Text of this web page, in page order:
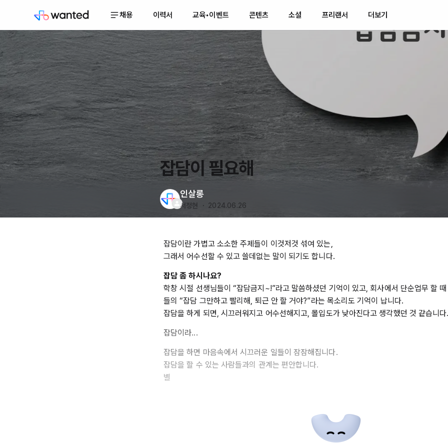
채용 이력서 교육•이벤트 콘텐츠 소셜 프리랜서 더보기
잡담이 필요해
인살롱
서정현 ・ 2024.06.26
잡담이란 가볍고 소소한 주제들이 이것저것 섞여 있는,
그래서 어수선할 수 있고 쓸데없는 말이 되기도 합니다.
잡담 좀 하시나요?
학창 시절 선생님들이 “잡담금지~!”라고 말씀하셨던 기억이 있고, 회사에서 단순업무 할
들의 “잡담 그만하고 빨리해, 퇴근 안 할 거야?”라는 목소리도 기억이 납니다.
잡담을 하게 되면, 시끄러워지고 어수선해지고, 몰입도가 낮아진다고 생각했던 것 같습니다.
잡담이라...
잡담을 하면 마음속에서 시끄러운 일들이 잠잠해집니다.
잡담을 할 수 있는 사람들과의 관계는 편안합니다.
별